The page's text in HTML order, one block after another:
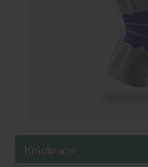
Kniebrace